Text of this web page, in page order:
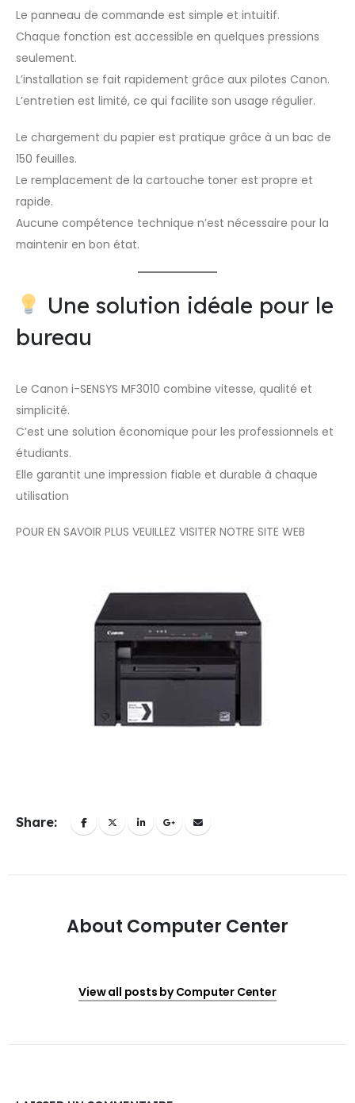
Le panneau de commande est simple et intuitif.
Chaque fonction est accessible en quelques pressions
seulement.
L’installation se fait rapidement grâce aux pilotes Canon.
L’entretien est limité, ce qui facilite son usage régulier.
Le chargement du papier est pratique grâce à un bac de
150 feuilles.
Le remplacement de la cartouche toner est propre et
rapide.
Aucune compétence technique n’est nécessaire pour la
maintenir en bon état.
Une solution idéale pour le
bureau
Le Canon i-SENSYS MF3010 combine vitesse, qualité et
simplicité.
C’est une solution économique pour les professionnels et
étudiants.
Elle garantit une impression fiable et durable à chaque
utilisation
POUR EN SAVOIR PLUS VEUILLEZ VISITER NOTRE SITE WEB
Share:
About Computer Center
View all posts by Computer Center